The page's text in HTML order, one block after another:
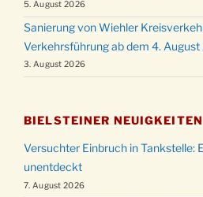
5. August 2026
Sanierung von Wiehler
Verkehrsführung ab dem 4.
3. August 2026
BIELSTEINER NEUIGKEITEN
Versuchter Einbruch in Tankstelle:
unentdeckt
7. August 2026